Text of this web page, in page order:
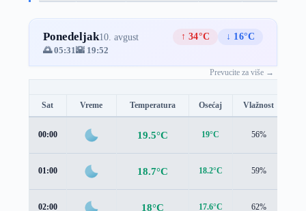
Ponedeljak10. avgust ↑ 34°C
↓ 16°C
🌅 05:31🌇 19:52
Prevucite za više →
Sat Vreme Temperatura Osećaj Vlažnost
00:00 19.5°C 19°C 56%
01:00 18.7°C 18.2°C 59%
02:00 18°C 17.6°C 62%